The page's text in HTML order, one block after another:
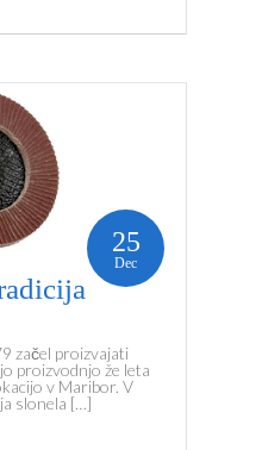
25
Dec
začel proizvajati
proizvodnjo že leta
v Maribor. V
slonela […]